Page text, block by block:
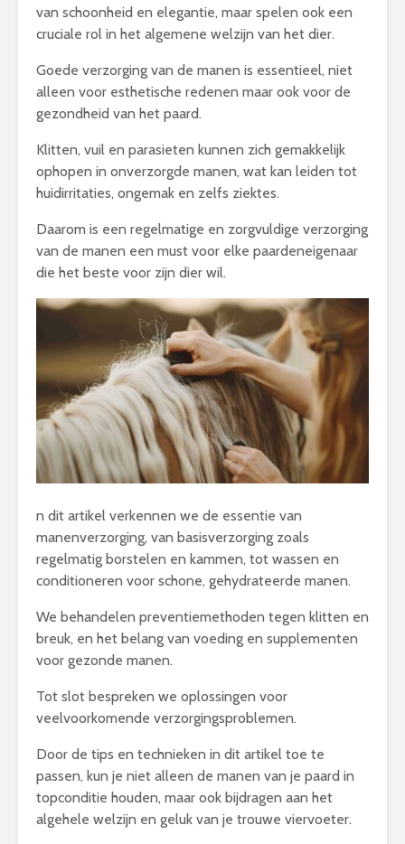
van schoonheid en elegantie, maar spelen ook een
cruciale rol in het algemene welzijn van het dier.
Goede verzorging van de manen is essentieel, niet
alleen voor esthetische redenen maar ook voor de
gezondheid van het paard.
Klitten, vuil en parasieten kunnen zich gemakkelijk
ophopen in onverzorgde manen, wat kan leiden tot
huidirritaties, ongemak en zelfs ziektes.
Daarom is een regelmatige en zorgvuldige verzorging
van de manen een must voor elke paardeneigenaar
die het beste voor zijn dier wil.
n dit artikel verkennen we de essentie van
manenverzorging, van basisverzorging zoals
regelmatig borstelen en kammen, tot wassen en
conditioneren voor schone, gehydrateerde manen.
We behandelen preventiemethoden tegen klitten en
breuk, en het belang van voeding en supplementen
voor gezonde manen.
Tot slot bespreken we oplossingen voor
veelvoorkomende verzorgingsproblemen.
Door de tips en technieken in dit artikel toe te
passen, kun je niet alleen de manen van je paard in
topconditie houden, maar ook bijdragen aan het
algehele welzijn en geluk van je trouwe viervoeter.